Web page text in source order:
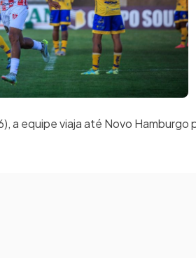
a equipe viaja até Novo Hamburgo